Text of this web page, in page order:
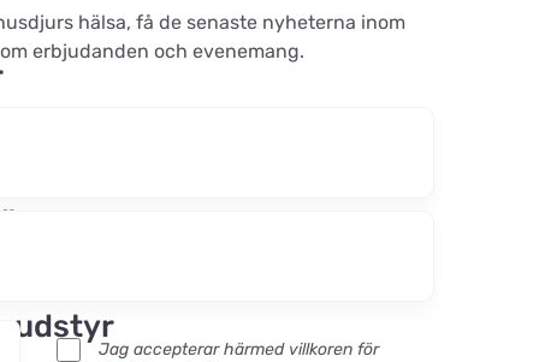
hälsa, få de senaste nyheterna inom
erbjudanden och evenemang.
Jag accepterar härmed villkoren för